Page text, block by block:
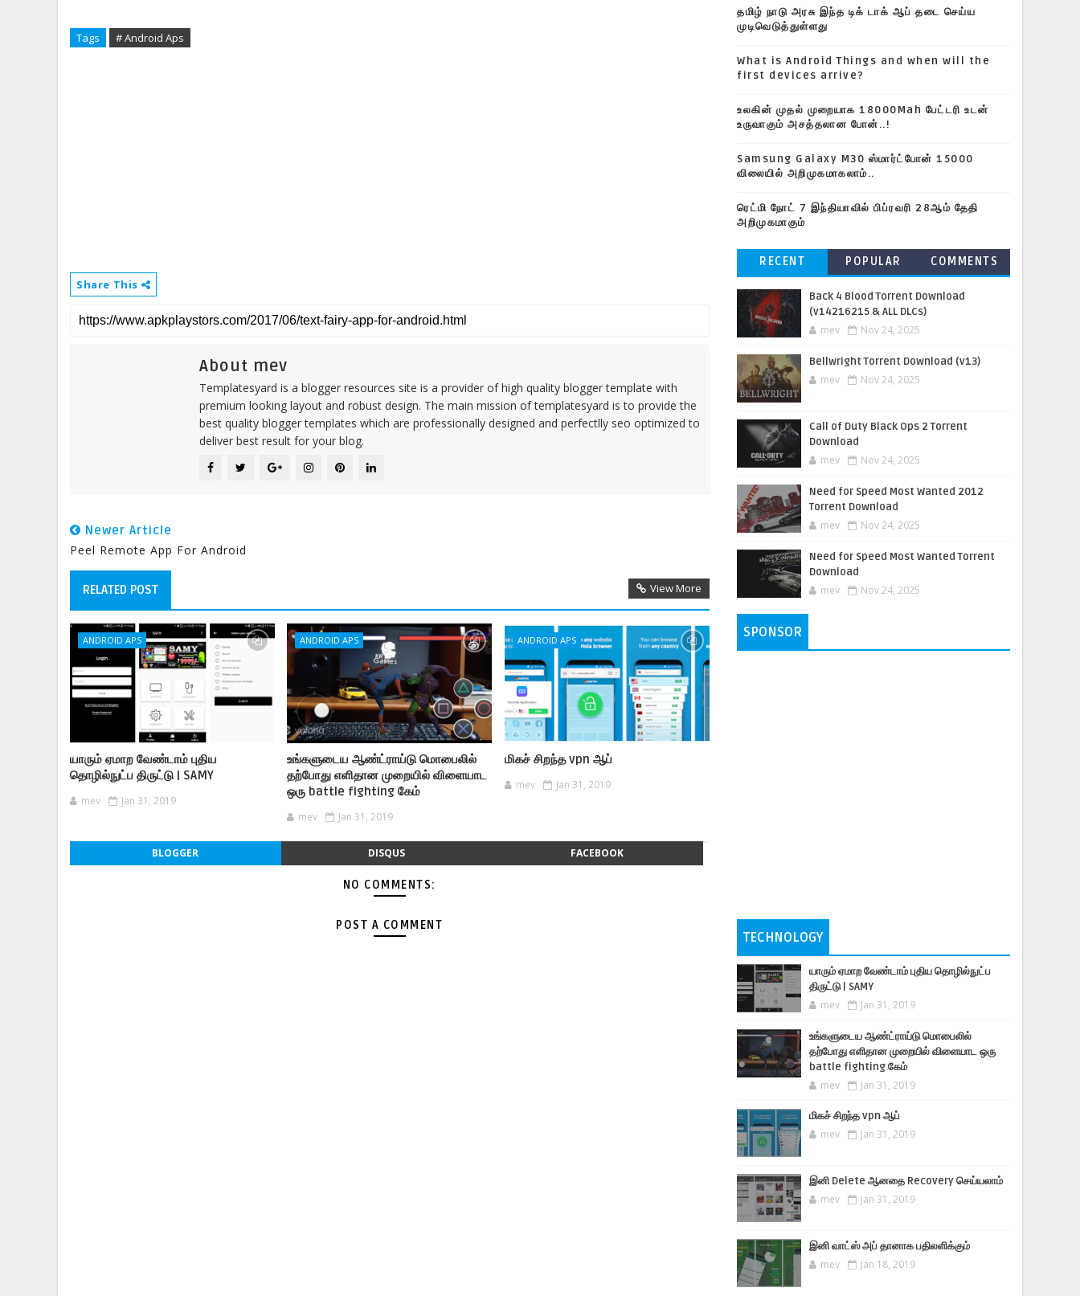
Tags # Android Aps
Share This
About mev
Templatesyard is a blogger resources site is a provider of high quality blogger template with
premium looking layout and robust design. The main mission of templatesyard is to provide the
best quality blogger templates which are professionally designed and perfectlly seo optimized to
deliver best result for your blog.
Newer Article
Peel Remote App For Android
RELATED POST View More
ANDROID APS
யாரும் ஏமாற வேண்டாம் புதிய
தொழில்நுட்ப திருட்டு | SAMY
mev Jan 31, 2019
ANDROID APS
உங்களுடைய ஆண்ட்ராய்டு மொபைலில்
தற்போது எளிதான முறையில் விளையாட
ஒரு battle fighting கேம்
mev Jan 31, 2019
ANDROID APS
மிகச் சிறந்த vpn ஆப்
mev Jan 31, 2019
BLOGGER DISQUS FACEBOOK
NO COMMENTS:
POST A COMMENT
தமிழ் நாடு அரசு இந்த டிக் டாக் ஆப் தடை செய்ய
முடிவெடுத்துள்ளது
What is Android Things and when will the
first devices arrive?
உலகின் முதல் முறையாக 18000Mah பேட்டரி உடன்
உருவாகும் அசத்தலான போன்..!
Samsung Galaxy M30 ஸ்மார்ட்போன் 15000
விலையில் அறிமுகமாகலாம்..
ரெட்மி நோட் 7 இந்தியாவில் பிப்ரவரி 28ஆம் தேதி
அறிமுகமாகும்
RECENT POPULAR COMMENTS
Back 4 Blood Torrent Download
(v14216215 & ALL DLCs)
mev Nov 24, 2025
Bellwright Torrent Download (v13)
mev Nov 24, 2025
Call of Duty Black Ops 2 Torrent
Download
mev Nov 24, 2025
Need for Speed Most Wanted 2012
Torrent Download
mev Nov 24, 2025
Need for Speed Most Wanted Torrent
Download
mev Nov 24, 2025
SPONSOR
TECHNOLOGY
யாரும் ஏமாற வேண்டாம் புதிய தொழில்நுட்ப
திருட்டு | SAMY
mev Jan 31, 2019
உங்களுடைய ஆண்ட்ராய்டு மொபைலில்
தற்போது எளிதான முறையில் விளையாட ஒரு
battle fighting கேம்
mev Jan 31, 2019
மிகச் சிறந்த vpn ஆப்
mev Jan 31, 2019
இனி Delete ஆனதை Recovery செய்யலாம்
mev Jan 31, 2019
இனி வாட்ஸ் அப் தானாக பதிலளிக்கும்
mev Jan 18, 2019